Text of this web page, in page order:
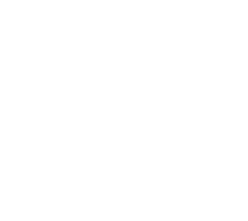
ou une